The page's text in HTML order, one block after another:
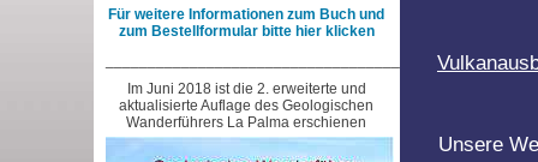
Für weitere Informationen zum Buch und
zum Bestellformular bitte hier klicken
Im Juni 2018 ist die 2. erweiterte und
aktualisierte Auflage des Geologischen
Wanderführers La Palma erschienen
Unsere